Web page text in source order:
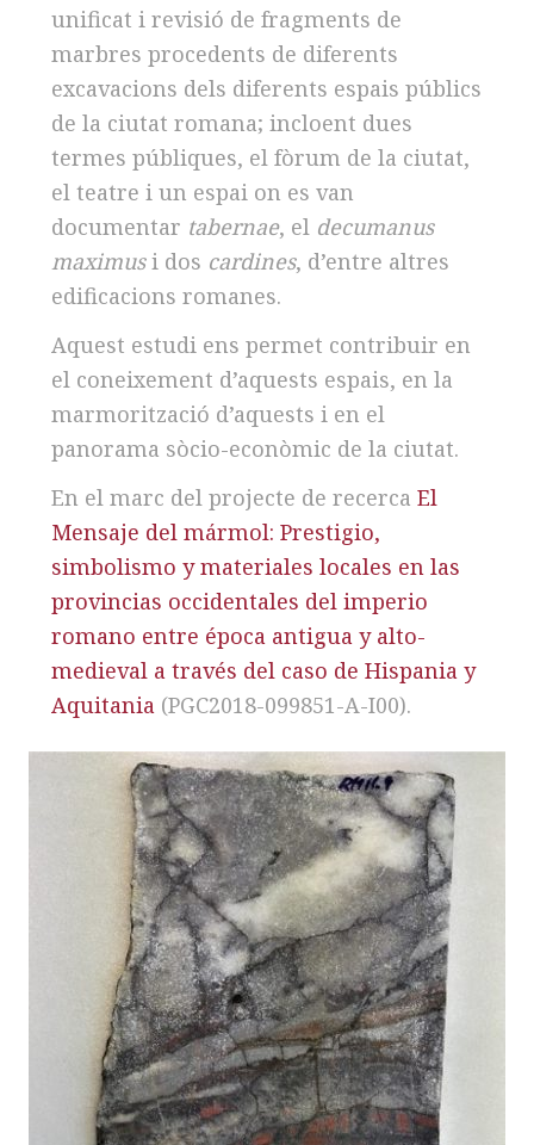
unificat i revisió de fragments de
marbres procedents de diferents
excavacions dels diferents espais públics
de la ciutat romana; incloent dues
termes públiques, el fòrum de la ciutat,
el teatre i un espai on es van
documentar tabernae, el decumanus
maximusi dos cardines, d’entre altres
edificacions romanes.
Aquest estudi ens permet contribuir en
el coneixement d’aquests espais, en la
marmorització d’aquests i en el
panorama sòcio-econòmic de la ciutat.
En el marc del projecte de recercaEl
Mensaje del mármol: Prestigio,
simbolismo y materiales locales en las
provincias occidentales del imperio
romano entre época antigua y alto-
medieval a través del caso de Hispania y
Aquitania (PGC2018-099851-A-I00).